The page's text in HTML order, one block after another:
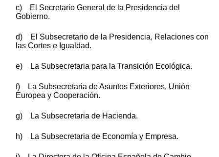
c) El Secretario General de la Presidencia del
Gobierno.
d) El Subsecretario de la Presidencia, Relaciones con
las Cortes e Igualdad.
e) La Subsecretaria para la Transición Ecológica.
f) La Subsecretaria de Asuntos Exteriores, Unión
Europea y Cooperación.
g) La Subsecretaria de Hacienda.
h) La Subsecretaria de Economía y Empresa.